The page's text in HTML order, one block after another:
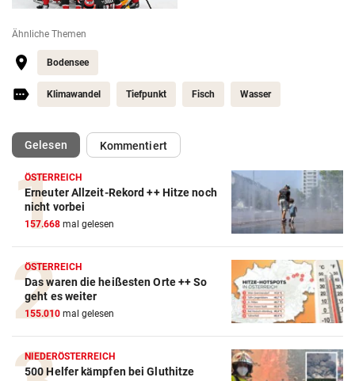
Ähnliche Themen
Bodensee
Klimawandel Tiefpunkt Fisch Wasser
Gelesen(ausgewählt)Kommentiert
ÖSTERREICH
Erneuter Allzeit-Rekord ++ Hitze noch
nicht vorbei
157.668 mal gelesen
ÖSTERREICH
Das waren die heißesten Orte ++ So
geht es weiter
155.010 mal gelesen
NIEDERÖSTERREICH
500 Helfer kämpfen bei Gluthitze